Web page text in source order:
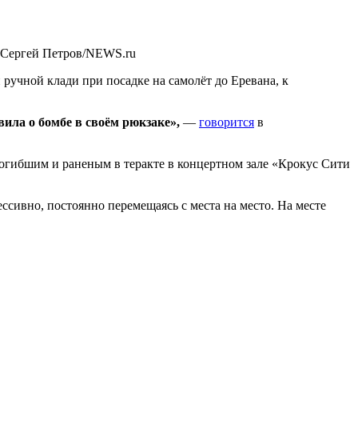
Петров/NEWS.ru
клади при посадке на самолёт до Еревана, к
о бомбе в своём рюкзаке», — говорится в
и раненым в теракте в концертном зале «Крокус Сити
постоянно перемещаясь с места на место. На месте